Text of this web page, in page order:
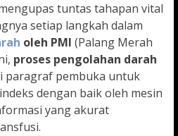
tuntas tahapan vital
setiap langkah dalam
oleh PMI (Palang Merah
proses pengolahan darah
paragraf pembuka untuk
dengan baik oleh mesin
yang akurat